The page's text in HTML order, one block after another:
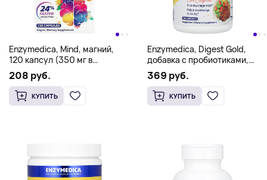
Enzymedica, Mind, магний,
120 капсул (350 мг в
1 капсуле)
208 руб.
КУПИТЬ
Enzymedica, Digest Gold,
добавка с пробиотиками,
180 капсул
369 руб.
КУПИТЬ